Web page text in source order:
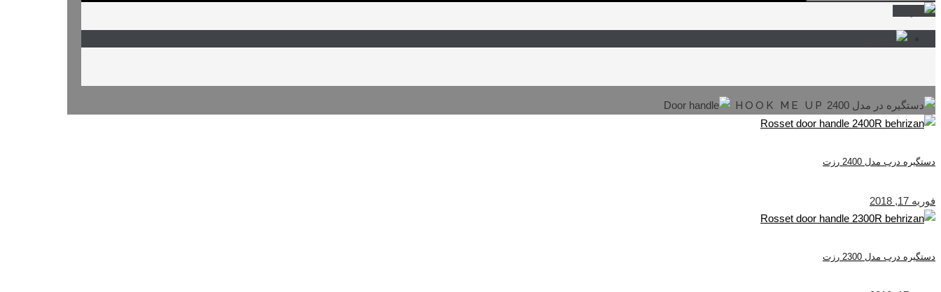
HOOK ME UP
دستگیره درب مدل 2400 رزت
فوریه 17, 2018
دستگیره درب مدل 2300 رزت